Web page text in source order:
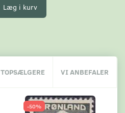
Læg i kurv
TOPSÆLGERE VI ANBEFALER
-50%